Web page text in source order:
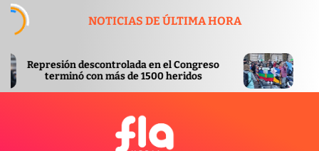
NOTICIAS DE ÚLTIMA HORA
en el Congreso
de 1500 heridos
Aprobada con
Inviolabilidad de la